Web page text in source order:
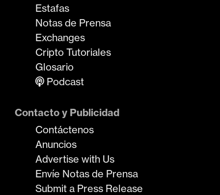
Estafas
Notas de Prensa
Exchanges
Cripto Tutoriales
Glosario
Podcast
Contacto y Publicidad
Contáctenos
Anuncios
Advertise with Us
Envíe Notas de Prensa
Submit a Press Release